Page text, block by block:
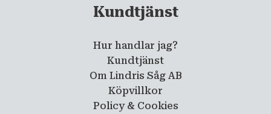
Kundtjänst
Hur handlar jag?
Kundtjänst
Om Lindris Såg AB
Köpvillkor
Policy & Cookies